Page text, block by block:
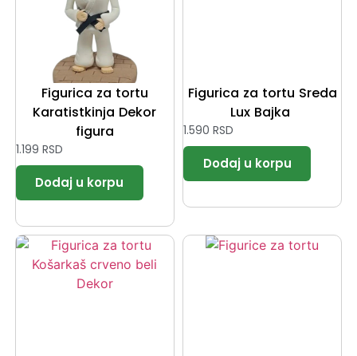
Figurica za tortu
Karatistkinja Dekor
figura
1.199 RSD
Figurica za tortu Sreda
Lux Bajka
1.590 RSD